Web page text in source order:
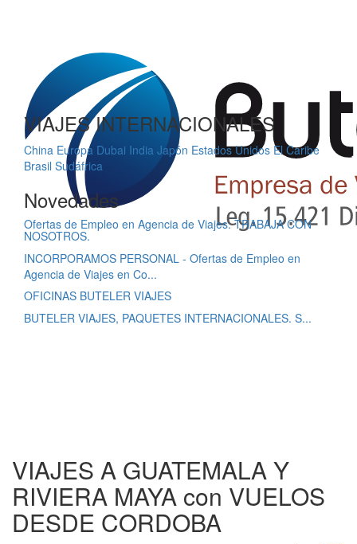
VIAJES INTERNACIONALES
China Europa Dubai India Japón Estados Unidos El Caribe
Brasil Sudáfrica
Novedades
Ofertas de Empleo en Agencia de Viajes. TRABAJA CON
NOSOTROS.
INCORPORAMOS PERSONAL - Ofertas de Empleo en
Agencia de Viajes en Co...
OFICINAS BUTELER VIAJES
BUTELER VIAJES, PAQUETES INTERNACIONALES. S...
VIAJES A GUATEMALA Y
RIVIERA MAYA con VUELOS
DESDE CORDOBA